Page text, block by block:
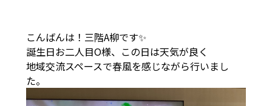
こんばんは！三階A柳です✨
誕生日お二人目O様、この日は天気が良く
地域交流スペースで春風を感じながら行いまし
た。